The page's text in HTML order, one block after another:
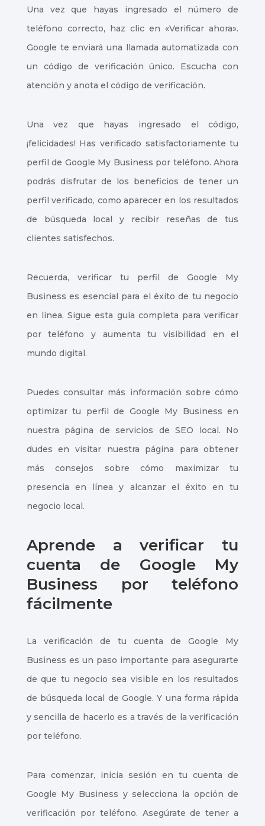
Una vez que hayas ingresado el número de
teléfono correcto, haz clic en «Verificar ahora».
Google te enviará una llamada automatizada con
un código de verificación único. Escucha con
atención y anota el código de verificación.
Una vez que hayas ingresado el código,
¡felicidades! Has verificado satisfactoriamente tu
perfil de Google My Business por teléfono. Ahora
podrás disfrutar de los beneficios de tener un
perfil verificado, como aparecer en los resultados
de búsqueda local y recibir reseñas de tus
clientes satisfechos.
Recuerda, verificar tu perfil de Google My
Business es esencial para el éxito de tu negocio
en línea. Sigue esta guía completa para verificar
por teléfono y aumenta tu visibilidad en el
mundo digital.
Puedes consultar más información sobre cómo
optimizar tu perfil de Google My Business en
nuestra página de servicios de SEO local. No
dudes en visitar nuestra página para obtener
más consejos sobre cómo maximizar tu
presencia en línea y alcanzar el éxito en tu
negocio local.
Aprende a verificar tu
cuenta de Google My
Business por teléfono
fácilmente
La verificación de tu cuenta de Google My
Business es un paso importante para asegurarte
de que tu negocio sea visible en los resultados
de búsqueda local de Google. Y una forma rápida
y sencilla de hacerlo es a través de la verificación
por teléfono.
Para comenzar, inicia sesión en tu cuenta de
Google My Business y selecciona la opción de
verificación por teléfono. Asegúrate de tener a